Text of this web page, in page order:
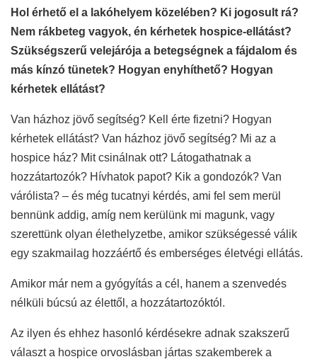
Hol érhető el a lakóhelyem közelében? Ki jogosult rá?
Nem rákbeteg vagyok, én kérhetek hospice-ellátást?
Szükségszerű velejárója a betegségnek a fájdalom és
más kínzó tünetek? Hogyan enyhíthető? Hogyan
kérhetek ellátást?
Van házhoz jövő segítség? Kell érte fizetni? Hogyan
kérhetek ellátást? Van házhoz jövő segítség? Mi az a
hospice ház? Mit csinálnak ott? Látogathatnak a
hozzátartozók? Hívhatok papot? Kik a gondozók? Van
várólista? – és még tucatnyi kérdés, ami fel sem merül
bennünk addig, amíg nem kerülünk mi magunk, vagy
szerettünk olyan élethelyzetbe, amikor szükségessé válik
egy szakmailag hozzáértő és emberséges életvégi ellátás.
Amikor már nem a gyógyítás a cél, hanem a szenvedés
nélküli búcsú az élettől, a hozzátartozóktól.
Az ilyen és ehhez hasonló kérdésekre adnak szakszerű
választ a hospice orvoslásban jártas szakemberek a